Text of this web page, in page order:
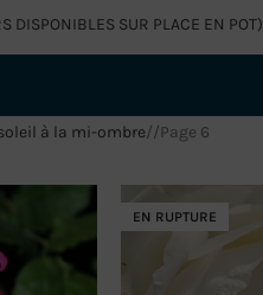
DISPONIBLES SUR PLACE EN POT)
à la mi-ombre/ Page 6
EN RUPTURE